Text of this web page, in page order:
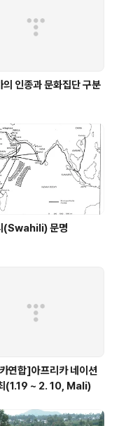
의 인종과 문화집단 구분
(Swahili) 문명
연합]아프리카 네이션
(1.19 ~ 2. 10, Mali)